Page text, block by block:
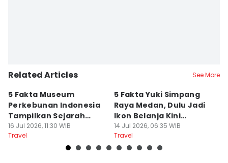
Related Articles See More
5 Fakta Museum
Perkebunan Indonesia
Tampilkan Sejarah
Tanah Deli
16 Jul 2026, 11:30 WIB
Travel
5 Fakta Yuki Simpang
Raya Medan, Dulu Jadi
Ikon Belanja Kini
Ditinggalkan
14 Jul 2026, 06:35 WIB
Travel